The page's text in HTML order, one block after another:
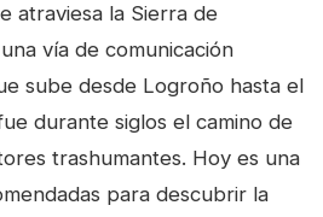
atraviesa la Sierra de
vía de comunicación
sube desde Logroño hasta el
durante siglos el camino de
trashumantes. Hoy es una
para descubrir la